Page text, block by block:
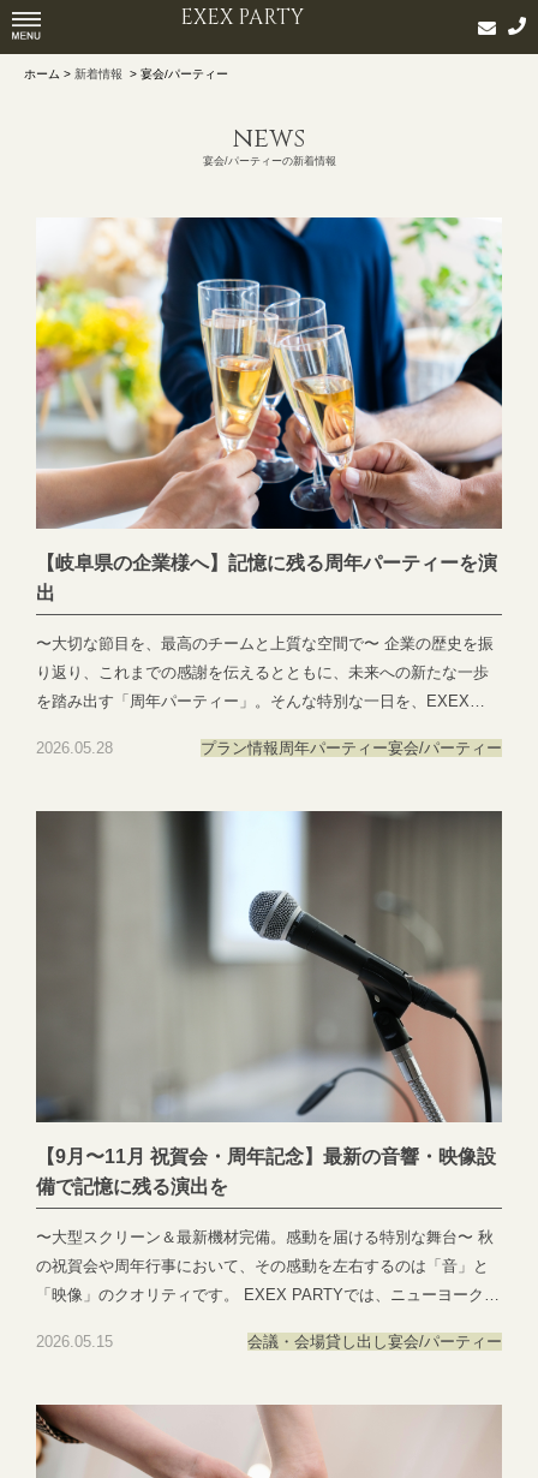
EXEX PARTY
ホーム > 新着情報 > 宴会/パーティー
news
宴会/パーティーの新着情報
【岐阜県の企業様へ】記憶に残る周年パーティーを演
出
〜大切な節目を、最高のチームと上質な空間で〜 企業の歴史を振
り返り、これまでの感謝を伝えるとともに、未来への新たな一歩
を踏み出す「周年パーティー」。そんな特別な一日を、EXEX
が、多くの岐阜の企業様から周年行事の会場として選ばれ続ける
ヨークやパリの5スターホテルのような上質な会場（最大150名収
旬の食材をふんだんに取り入れ、幅広い年齢層のゲストの記憶に
残る、彩り豊かなフルコースをご用意いたします。 【最新の音
響・映像設備】大型スクリーンを完備し、社史を振り返るムービ
ーやドラマチックな演出も、専任のスタッフが完璧にサポート。
りを持った準備期間が欠かせません。今なら、秋のハイシーズン
に向けて日程の選択肢も広く、内容もじっくりとご相談いただけ
ます。 駅近でありながら落ち着いた立地、無料駐車場も50台完備
の大切な節目が、より豊かな一日となりますよう、心を込めてお
手伝いいたします。 ◎宴会・懇親会のご予約・お問い合わせはこ
oat_content=url&ts=05011058
2026.05.28 プラン情報周年パーティー宴会/パーティー
【9月〜11月 祝賀会・周年記念】最新の音響・映像設
備で記憶に残る演出を
〜大型スクリーン＆最新機材完備。感動を届ける特別な舞台〜 秋
の祝賀会や周年行事において、その感動を左右するのは「音」と
「映像」のクオリティです。 EXEX PARTYでは、ニューヨークの
備を完備しております。 ▪️大迫力の大型スクリーン：社史を振り返
こからでも一体感を感じていただけます。 ▪️高品質な音響システ
ム：スピーチをクリアに届け、会場を包み込むようなBGM演出
で、会全体の品格を高めます。 ▪️専任スタッフのサポート：当日の
2026.05.15 会議・会場貸し出し宴会/パーティー